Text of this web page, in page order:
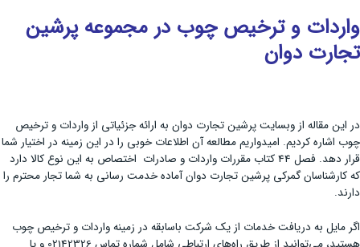
واردات و ترخیص چوب در مجموعه پرشین
تجارت دوان
در این مقاله از وبسایت پرشین تجارت دوان به ارائه جزئیاتی از واردات و ترخیص
چوب اشاره کردیم. امیدواریم مطالعه آن اطلاعات خوبی را در این زمینه در اختیار شما
قرار دهد. فصل 44 کتاب مقررات واردات و صادرات اختصاص به این نوع کالا دارد
که کارشناسان گمرکی پرشین تجارت دوان آماده خدمت رسانی به شما تجار محترم را
دارند.
اگر مایل به دریافت خدمات از یک شرکت باسابقه در زمینه واردات و ترخیص چوب